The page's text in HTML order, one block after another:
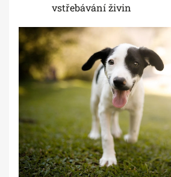
vstřebávání živin